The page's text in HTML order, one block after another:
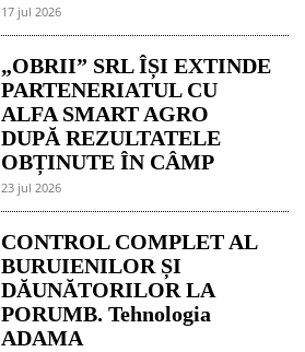
17 jul 2026
„OBRII” SRL ÎȘI EXTINDE
PARTENERIATUL CU
ALFA SMART AGRO
DUPĂ REZULTATELE
OBȚINUTE ÎN CÂMP
23 jul 2026
CONTROL COMPLET AL
BURUIENILOR ȘI
DĂUNĂTORILOR LA
PORUMB. Tehnologia
ADAMA